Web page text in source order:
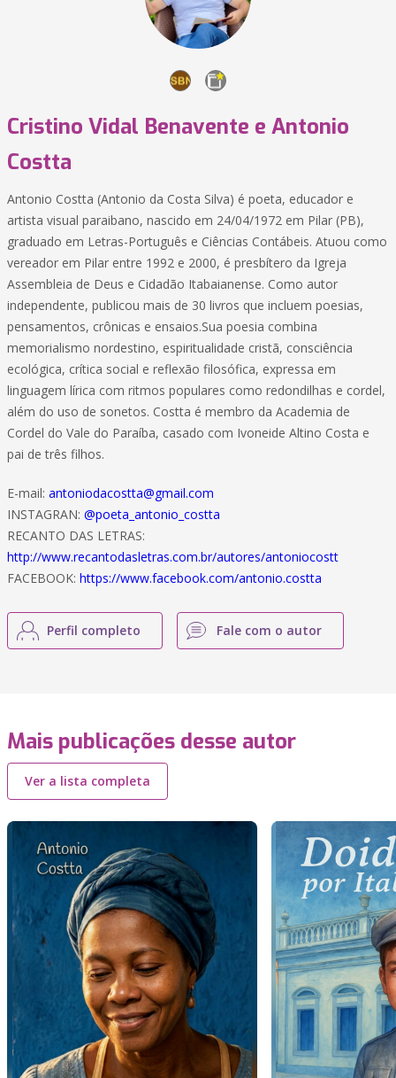
Cristino Vidal Benavente e Antonio
Costta
Antonio Costta (Antonio da Costa Silva) é poeta, educador e
artista visual paraibano, nascido em 24/04/1972 em Pilar (PB),
graduado em Letras-Português e Ciências Contábeis. Atuou como
vereador em Pilar entre 1992 e 2000, é presbítero da Igreja
Assembleia de Deus e Cidadão Itabaianense. Como autor
independente, publicou mais de 30 livros que incluem poesias,
pensamentos, crônicas e ensaios.Sua poesia combina
memorialismo nordestino, espiritualidade cristã, consciência
ecológica, crítica social e reflexão filosófica, expressa em
linguagem lírica com ritmos populares como redondilhas e cordel,
além do uso de sonetos. Costta é membro da Academia de
Cordel do Vale do Paraíba, casado com Ivoneide Altino Costa e
pai de três filhos.
E-mail: antoniodacostta@gmail.com
INSTAGRAN: @poeta_antonio_costta
RECANTO DAS LETRAS:
http://www.recantodasletras.com.br/autores/antoniocostt
FACEBOOK: https://www.facebook.com/antonio.costta
Perfil completo Fale com o autor
Mais publicações desse autor
Ver a lista completa